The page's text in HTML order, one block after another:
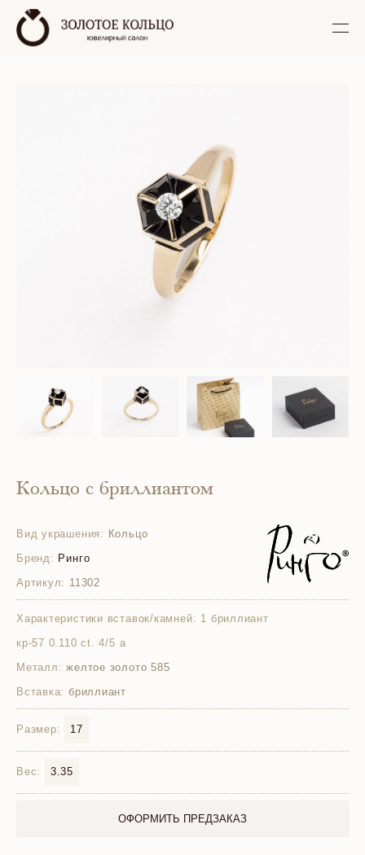
Кольцо с бриллиантом
Вид украшения: Кольцо
Бренд: Ринго
Артикул: 11302
Характеристики вставок/камней: 1 бриллиант
кр-57 0.110 ct. 4/5 а
Металл: желтое золото 585
Вставка: бриллиант
Размер: 17
Вес: 3.35
ОФОРМИТЬ ПРЕДЗАКАЗ